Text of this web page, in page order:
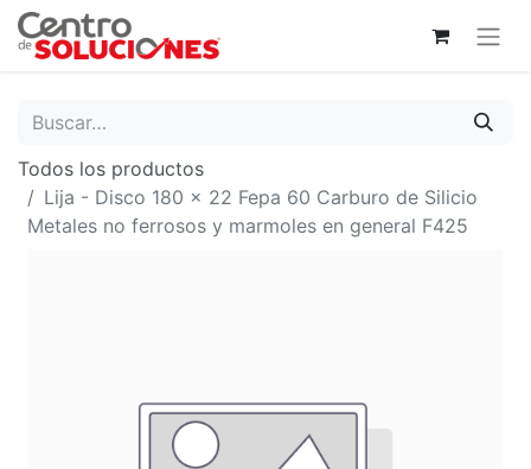
Todos los productos
Lija - Disco 180 x 22 Fepa 60 Carburo de Silicio
Metales no ferrosos y marmoles en general F425